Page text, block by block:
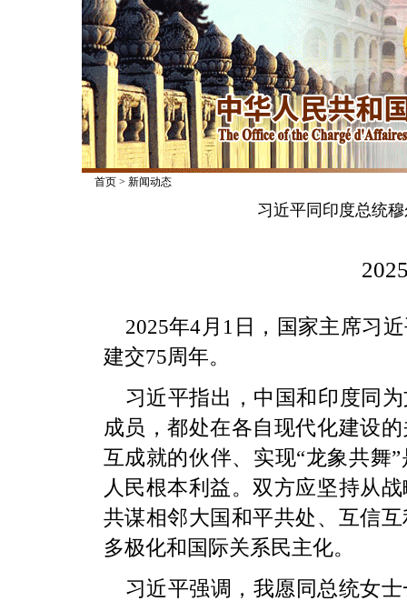
首页> 新闻动态
习近平同印度总统
2025年4月1日，国家主席习
建交75周年。
习近平指出，中国和印度同
成员，都处在各自现代化建设
互成就的伙伴、实现“龙象共舞
人民根本利益。双方应坚持从
共谋相邻大国和平共处、互信
多极化和国际关系民主化。
习近平强调，我愿同总统女